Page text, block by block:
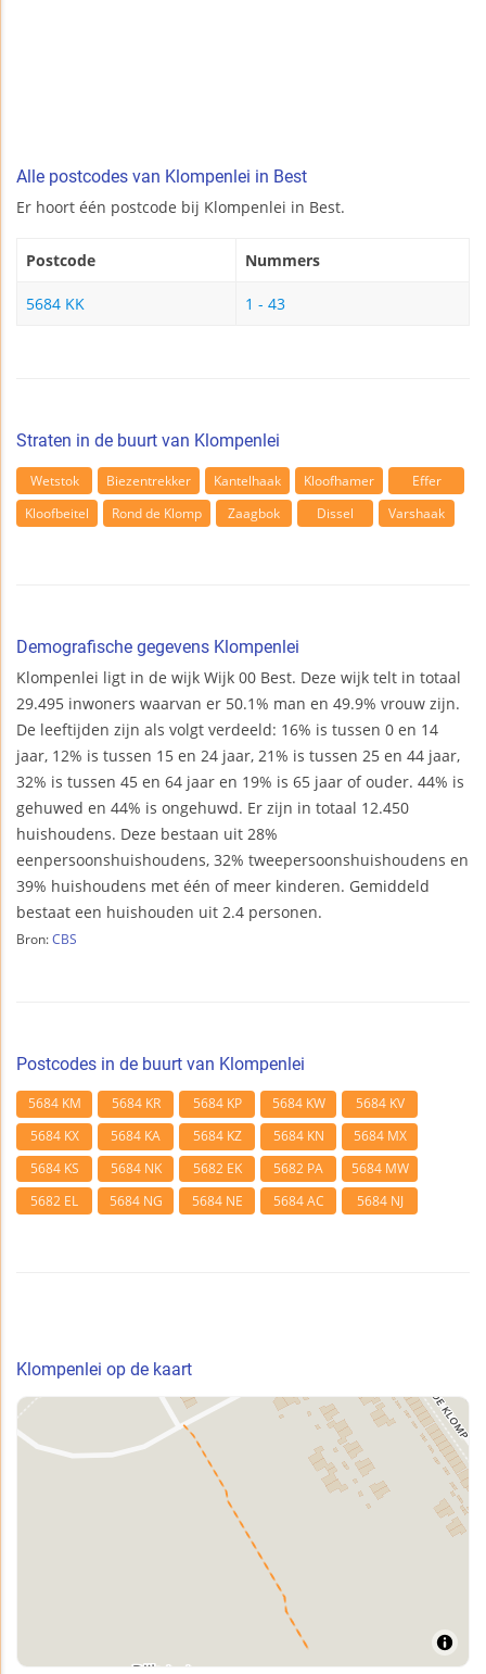
Alle postcodes van Klompenlei in Best
Er hoort één postcode bij Klompenlei in Best.
Postcode Nummers
5684 KK 1 - 43
Straten in de buurt van Klompenlei
Wetstok Biezentrekker Kantelhaak Kloofhamer
Effer
Kloofbeitel
Rond de Klomp Zaagbok Dissel Varshaak
Demografische gegevens Klompenlei
Klompenlei ligt in de wijk Wijk 00 Best. Deze wijk telt in totaal
29.495 inwoners waarvan er 50.1% man en 49.9% vrouw zijn.
De leeftijden zijn als volgt verdeeld: 16% is tussen 0 en 14
jaar, 12% is tussen 15 en 24 jaar, 21% is tussen 25 en 44 jaar,
32% is tussen 45 en 64 jaar en 19% is 65 jaar of ouder. 44% is
gehuwed en 44% is ongehuwd. Er zijn in totaal 12.450
huishoudens. Deze bestaan uit 28%
eenpersoonshuishoudens, 32% tweepersoonshuishoudens en
39% huishoudens met één of meer kinderen. Gemiddeld
bestaat een huishouden uit 2.4 personen.
Bron: CBS
Postcodes in de buurt van Klompenlei
5684 KM 5684 KR 5684 KP 5684 KW
5684 KV
5684 KX
5684 KA 5684 KZ 5684 KN
5684 MX
5684 KS
5684 NK 5682 EK 5682 PA
5684 MW
5682 EL
5684 NG 5684 NE 5684 AC 5684 NJ
Klompenlei op de kaart